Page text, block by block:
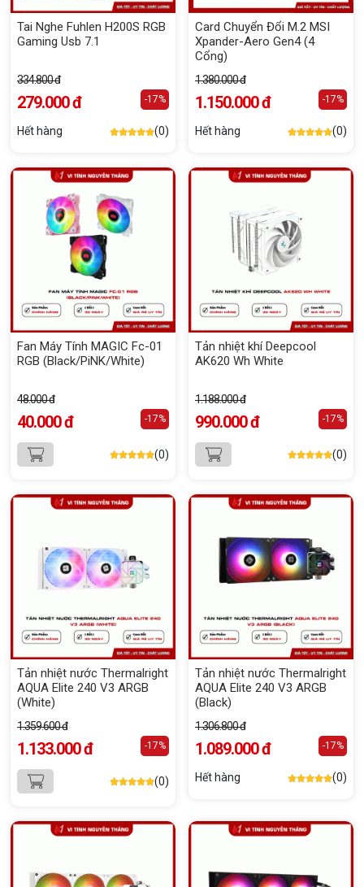
Tai Nghe Fuhlen H200S RGB
Gaming Usb 7.1
334.800 đ
279.000 đ -17%
Hết hàng (0)
Card Chuyển Đổi M.2 MSI
Xpander-Aero Gen4 (4
Cổng)
1.380.000 đ
1.150.000 đ -17%
Hết hàng (0)
Fan Máy Tính MAGIC Fc-01
RGB (Black/PiNK/White)
48.000 đ
40.000 đ -17%
(0)
Tản nhiệt khí Deepcool
AK620 Wh White
1.188.000 đ
990.000 đ -17%
(0)
Tản nhiệt nước Thermalright
AQUA Elite 240 V3 ARGB
(White)
1.359.600 đ
1.133.000 đ -17%
(0)
Tản nhiệt nước Thermalright
AQUA Elite 240 V3 ARGB
(Black)
1.306.800 đ
1.089.000 đ -17%
Hết hàng (0)